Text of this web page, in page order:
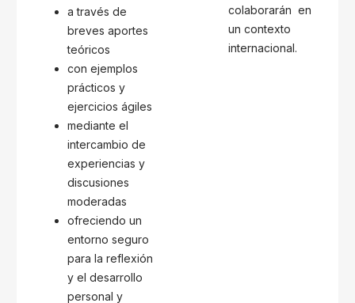
a través de
breves aportes
teóricos
con ejemplos
prácticos y
ejercicios ágiles
mediante el
intercambio de
experiencias y
discusiones
moderadas
ofreciendo un
entorno seguro
para la reflexión
y el desarrollo
personal y
colaborar­án en
un contexto
internacional.